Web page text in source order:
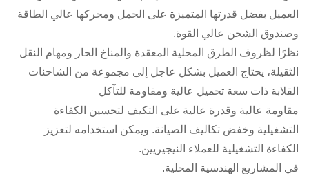
العميل بفضل قدرتها المتميزة على الحمل ومحركها عالي الطاقة
وصندوق الشحن عالي القوة.
نظرًا لظروف الطرق المحلية المعقدة والمناخ الحار ومهام النقل
الثقيلة، يحتاج العميل بشكل عاجل إلى مجموعة من الشاحنات
القلابة ذات سعة تحميل عالية ومقاومة للتآكل
مقاومة عالية وقدرة عالية على التكيف لتحسين الكفاءة
التشغيلية وخفض تكاليف الصيانة. ويمكن استخدامه لتعزيز
الكفاءة التشغيلية للعملاء النيجيريين.
في المشاريع الهندسية المحلية.